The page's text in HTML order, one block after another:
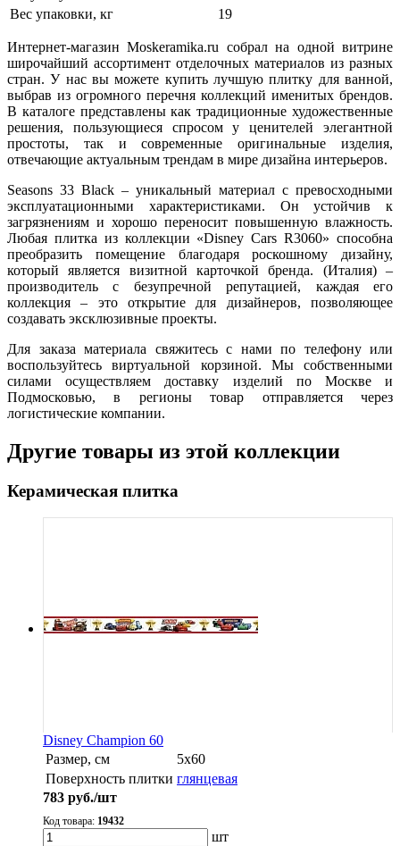
Вес упаковки, кг
19
Интернет-магазин Moskeramika.ru собрал на одной витрине
широчайший ассортимент отделочных материалов из разных
стран. У нас вы можете купить лучшую плитку для ванной,
выбрав из огромного перечня коллекций именитых брендов.
В каталоге представлены как традиционные художественные
решения, пользующиеся спросом у ценителей элегантной
простоты, так и современные оригинальные изделия,
отвечающие актуальным трендам в мире дизайна интерьеров.
Seasons 33 Black – уникальный материал с превосходными
эксплуатационными характеристиками. Он устойчив к
загрязнениям и хорошо переносит повышенную влажность.
Любая плитка из коллекции «Disney Cars R3060» способна
преобразить помещение благодаря роскошному дизайну,
который является визитной карточкой бренда. (Италия) –
производитель с безупречной репутацией, каждая его
коллекция – это открытие для дизайнеров, позволяющее
создавать эксклюзивные проекты.
Для заказа материала свяжитесь с нами по телефону или
воспользуйтесь виртуальной корзиной. Мы собственными
силами осуществляем доставку изделий по Москве и
Подмосковью, в регионы товар отправляется через
логистические компании.
Другие товары из этой коллекции
Керамическая плитка
Disney Champion 60
Размер, см
5x60
Поверхность плитки глянцевая
783 руб./шт
Код товара: 19432
шт